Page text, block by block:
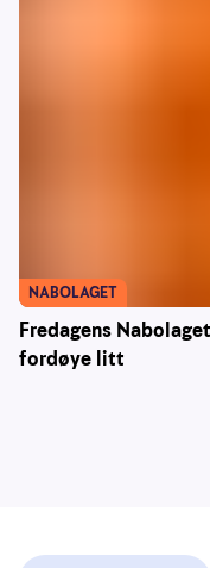
Fredagens
fordøye litt
NABOLAGET